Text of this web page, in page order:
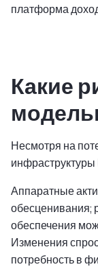
платформа
Какие
Несмотря на
Аппаратные
обесценивания;
обеспечения
Изменения
потребность в